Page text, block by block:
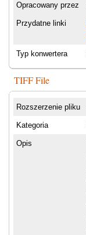
Opracowany przez
Przydatne linki
Typ konwertera
TIFF File
Rozszerzenie pliku
Kategoria
Opis